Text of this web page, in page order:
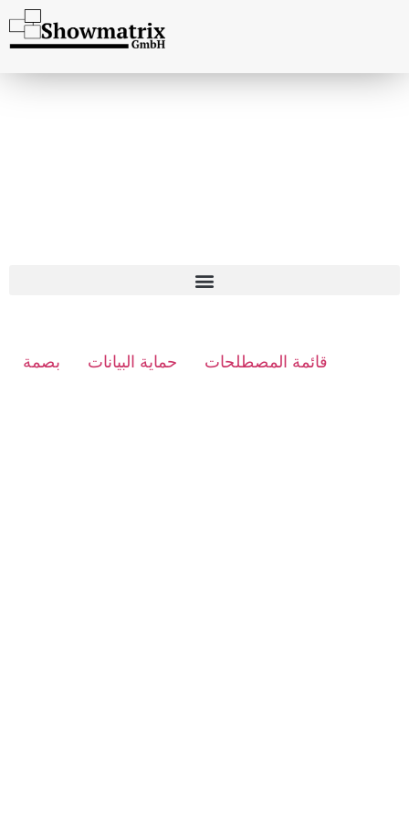
بصمة حماية البيانات قائمة المصطلحات